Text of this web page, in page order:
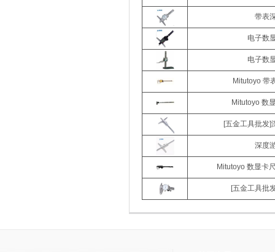
带表
电子数
电子数
Mitutoyo 带
Mitutoyo 数
[五金工具批发]
深度
Mitutoyo 数显卡
[五金工具批